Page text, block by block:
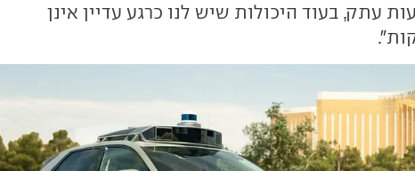
עתק, בעוד היכולות שיש לנו כרגע עדיין אינן